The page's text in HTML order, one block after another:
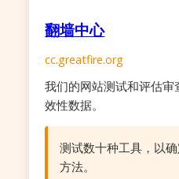
翻墙中心
cc.greatfire.org
我们的网站测试和评估
效性数据。
测试数十种工具，以
方法。